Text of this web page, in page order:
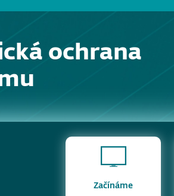
ochrana
Začínáme